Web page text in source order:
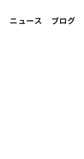
ニュース ブログ